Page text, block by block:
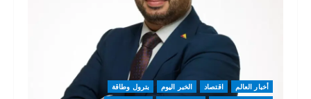
أخبار العالم اقتصاد الخبر اليوم
بترول وطاقة